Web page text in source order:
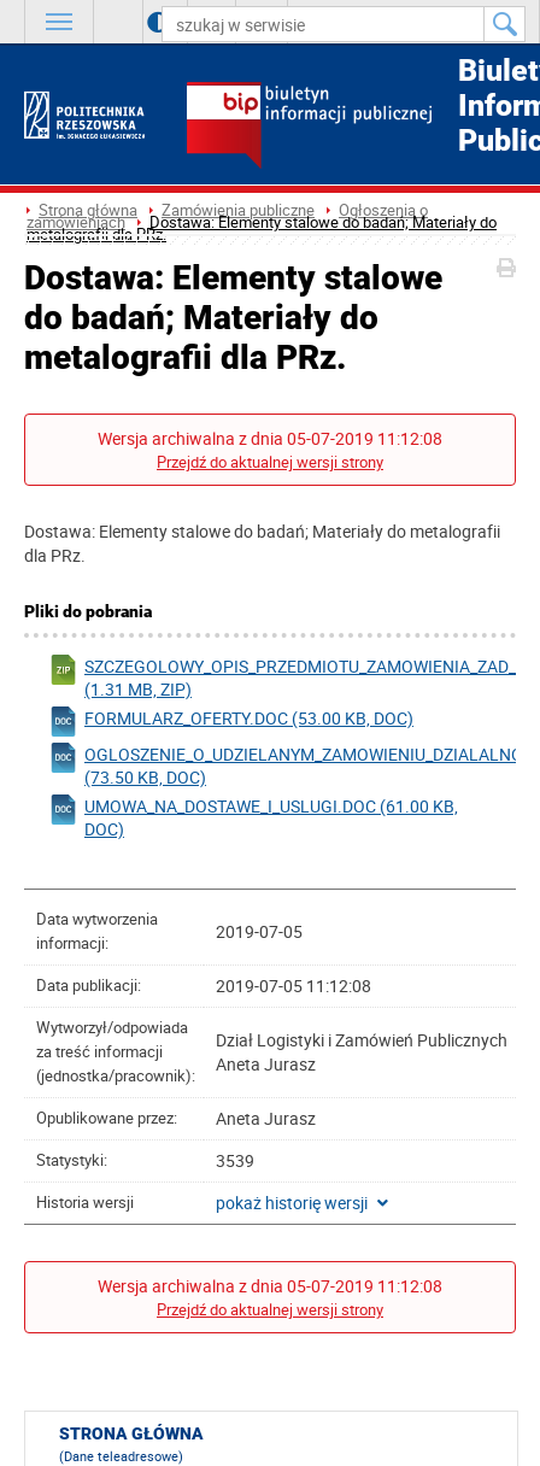
A A A
Strona główna Zamówienia publiczne Ogłoszenia o
zamówieniach Dostawa: Elementy stalowe do badań; Materiały do
metalografii dla PRz.
Dostawa: Elementy stalowe
do badań; Materiały do
metalografii dla PRz.
Wersja archiwalna z dnia 05-07-2019 11:12:08
Przejdź do aktualnej wersji strony
Dostawa: Elementy stalowe do badań; Materiały do metalografii
dla PRz.
Pliki do pobrania
(1.31 MB, ZIP)
FORMULARZ_OFERTY.DOC (53.00 KB, DOC)
(73.50 KB, DOC)
UMOWA_NA_DOSTAWE_I_USLUGI.DOC (61.00 KB,
DOC)
Data wytworzenia
informacji:
2019-07-05
Data publikacji: 2019-07-05 11:12:08
Wytworzył/odpowiada
za treść informacji
(jednostka/pracownik):
Dział Logistyki i Zamówień Publicznych
Aneta Jurasz
Opublikowane przez: Aneta Jurasz
Statystyki: 3539
Historia wersji pokaż historię wersji
Wersja archiwalna z dnia 05-07-2019 11:12:08
Przejdź do aktualnej wersji strony
STRONA GŁÓWNA
(Dane teleadresowe)